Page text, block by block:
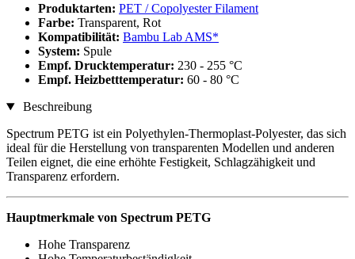
Produktarten: PET / Copolyester Filament
Farbe: Transparent, Rot
Kompatibilität: Bambu Lab AMS*
System: Spule
Empf. Drucktemperatur: 230 - 255 °C
Empf. Heizbetttemperatur: 60 - 80 °C
Beschreibung
Spectrum PETG ist ein Polyethylen-Thermoplast-Polyester, das sich
ideal für die Herstellung von transparenten Modellen und anderen
Teilen eignet, die eine erhöhte Festigkeit, Schlagzähigkeit und
Transparenz erfordern.
Hauptmerkmale von Spectrum PETG
Hohe Transparenz